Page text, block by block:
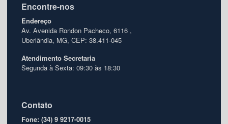
Encontre-nos
Endereço
Av. Avenida Rondon Pacheco, 6116 ,
Uberlândia, MG, CEP: 38.411-045
Atendimento Secretaria
Segunda à Sexta: 09:30 às 18:30
Contato
Fone: (34) 9 9217-0015